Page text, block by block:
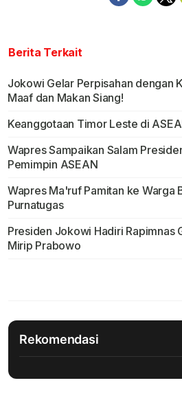
Berita Terkait
Jokowi Gelar Perpisahan dengan
Maaf dan Makan Siang!
Keanggotaan Timor Leste di
Wapres Sampaikan Salam
Pemimpin ASEAN
Wapres Ma'ruf Pamitan ke Warga
Purnatugas
Presiden Jokowi Hadiri Rapimnas
Mirip Prabowo
Rekomendasi